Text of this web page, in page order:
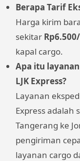
Berapa Tarif
Harga kirim
sekitar
kapal cargo.
Apa itu
LJK Express?
Layanan
Express adalah
Tangerang ke
pengiriman
layanan cargo